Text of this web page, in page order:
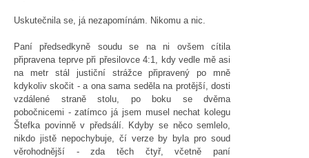
Uskutečnila se, já nezapomínám. Nikomu a nic.
Paní předsedkyně soudu se na ni ovšem cítila
připravena teprve při přesilovce 4:1, kdy vedle mě asi
na metr stál justiční strážce připravený po mně
kdykoliv skočit - a ona sama seděla na protější, dosti
vzdálené straně stolu, po boku se dvěma
pobočnicemi - zatímco já jsem musel nechat kolegu
Štefka povinně v předsálí. Kdyby se něco semlelo,
nikdo jistě nepochybuje, čí verze by byla pro soud
věrohodnější - zda těch čtyř, včetně paní